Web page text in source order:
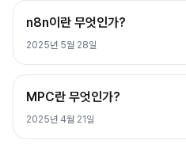
n8n이란 무엇인가?
2025년 5월 28일
MPC란 무엇인가?
2025년 4월 21일